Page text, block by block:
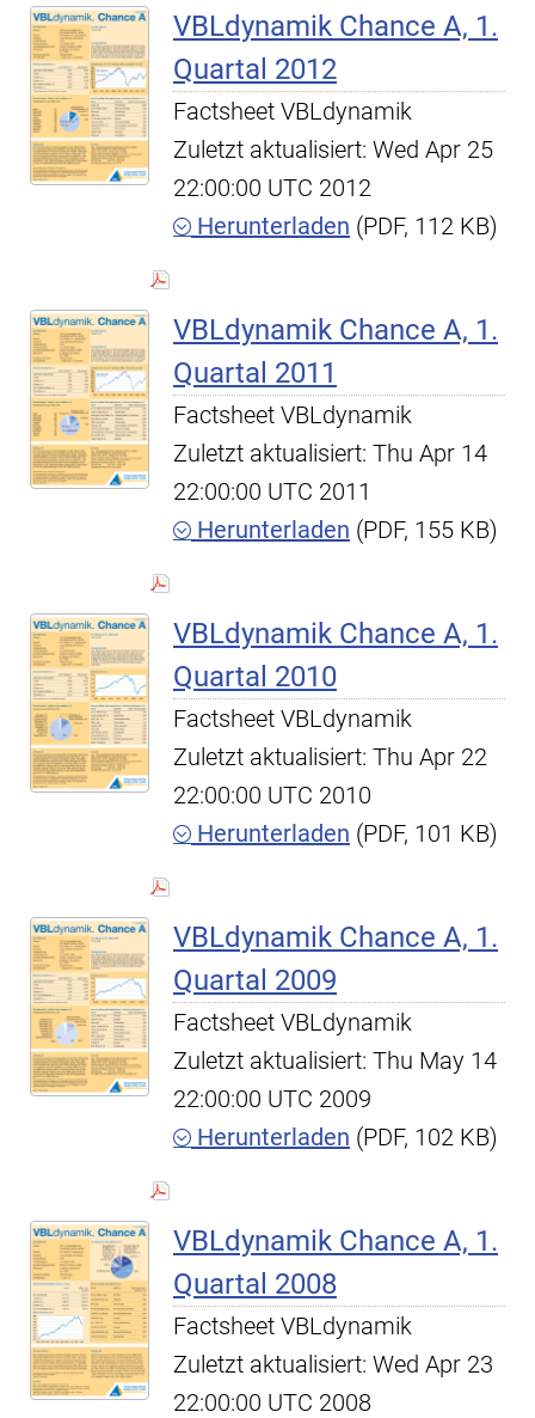
VBLdynamik Chance A, 1.
Quartal 2012
Factsheet VBLdynamik
Zuletzt aktualisiert: Wed Apr 25
22:00:00 UTC 2012
Herunterladen (PDF, 112 KB)
VBLdynamik Chance A, 1.
Quartal 2011
Factsheet VBLdynamik
Zuletzt aktualisiert: Thu Apr 14
22:00:00 UTC 2011
Herunterladen (PDF, 155 KB)
VBLdynamik Chance A, 1.
Quartal 2010
Factsheet VBLdynamik
Zuletzt aktualisiert: Thu Apr 22
22:00:00 UTC 2010
Herunterladen (PDF, 101 KB)
VBLdynamik Chance A, 1.
Quartal 2009
Factsheet VBLdynamik
Zuletzt aktualisiert: Thu May 14
22:00:00 UTC 2009
Herunterladen (PDF, 102 KB)
VBLdynamik Chance A, 1.
Quartal 2008
Factsheet VBLdynamik
Zuletzt aktualisiert: Wed Apr 23
22:00:00 UTC 2008